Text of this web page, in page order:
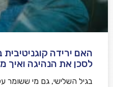
האם ירידה
לסכן את הנהיגה ואיך
בגיל השלישי, גם מי ששומר